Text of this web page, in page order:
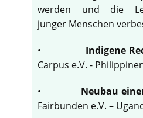
werden und die
junger Menschen
• Indigene
Carpus e.V. -
• Neubau
Fairbunden e.V. –